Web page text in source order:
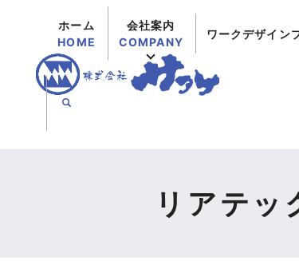
ホーム
HOME
会社案内
COMPANY
ワークデザイン
リアテ